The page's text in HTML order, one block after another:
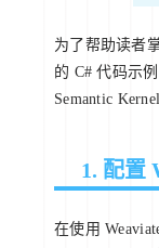
为了帮助读者
的 C# 代码示
Semantic
1. 配置
在使用